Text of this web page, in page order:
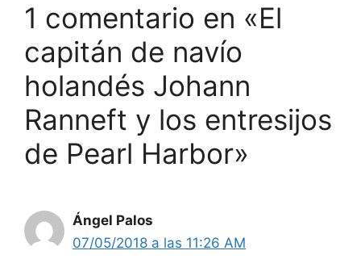
1 comentario en «El
capitán de navío
holandés Johann
Ranneft y los entresijos
de Pearl Harbor»
Ángel Palos
07/05/2018 a las 11:26 AM